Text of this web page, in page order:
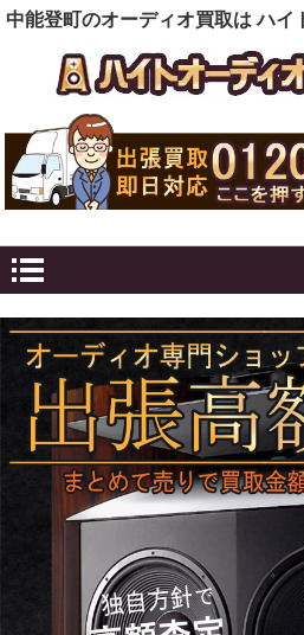
中能登町のオーディオ買取は ハイ